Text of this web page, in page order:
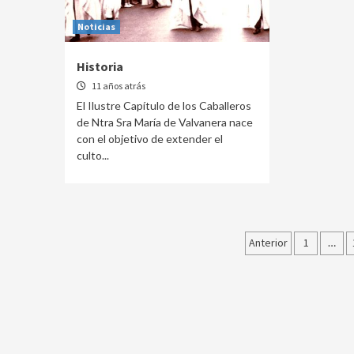
Noticias
Historia
11 años atrás
El Ilustre Capítulo de los Caballeros
de Ntra Sra María de Valvanera nace
con el objetivo de extender el
culto...
Anterior 1 …